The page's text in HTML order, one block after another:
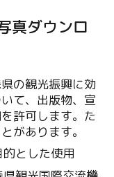
真ダウンロ
の観光振興に効
て、出版物、宣
許可します。た
があります。
とした使用